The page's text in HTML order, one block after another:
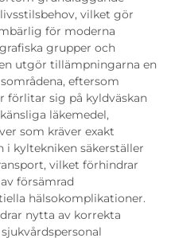
vilket gör
för moderna
grupper och
utgör tillämpningarna en
eftersom
förlitar sig på kyldväskan
läkemedel,
som kräver exakt
kyltekniken säkerställer
vilket förhindrar
försämrad
hälsokomplikationer.
nytta av korrekta